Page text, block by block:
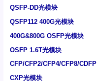
QSFP-DD光模块
QSFP112 400G光模块
400G&800G OSFP光模块
OSFP 1.6T光模块
CFP/CFP2/CFP4/CFP8/CDFP
CXP光模块